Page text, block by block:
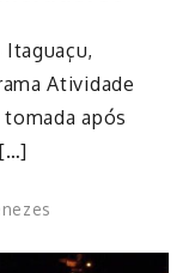
Itaguaçu,
Atividade
após